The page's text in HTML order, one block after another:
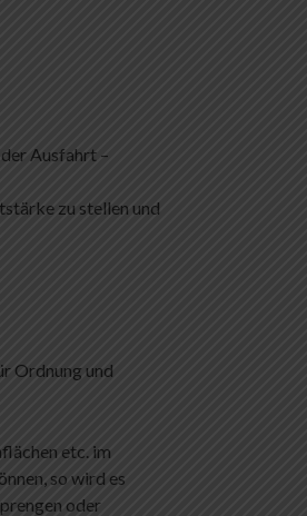
Ausfahrt –
zu stellen und
Ordnung und
etc. im
so wird es
oder